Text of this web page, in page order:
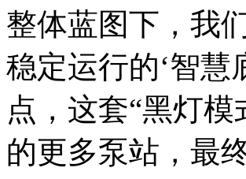
整体蓝图下，我
稳定运行的‘智慧
点，这套“黑灯
的更多泵站，最